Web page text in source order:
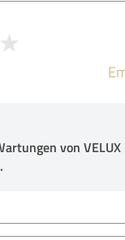
von VELUX